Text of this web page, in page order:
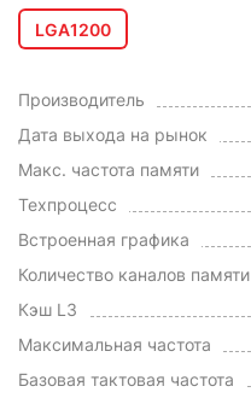
LGA1200
Производитель
Дата выхода на рынок
Макс. частота памяти
Техпроцесс
Встроенная графика
Количество каналов памяти
Кэш L3
Максимальная частота
Базовая тактовая частота